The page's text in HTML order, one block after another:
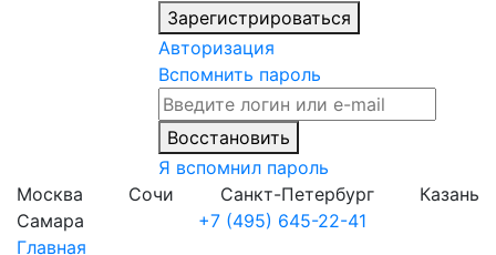
Зарегистрироваться
Авторизация
Вспомнить пароль
Восстановить
Я вспомнил пароль
Москва
Сочи Санкт-Петербург
Казань
Самара
+7 (495) 645-22-41
Главная